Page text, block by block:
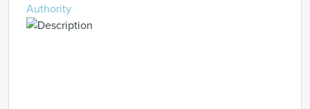
Authority